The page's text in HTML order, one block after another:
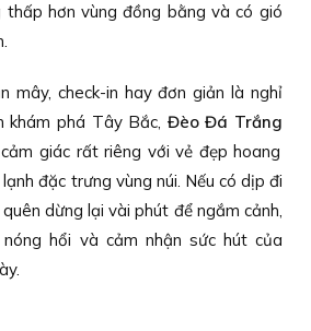
hơn vùng đồng bằng và có gió
mây, check-in hay đơn giản là nghỉ
khám phá Tây Bắc, Đèo Đá Trắng
giác rất riêng với vẻ đẹp hoang
đặc trưng vùng núi. Nếu có dịp đi
dừng lại vài phút để ngắm cảnh,
hổi và cảm nhận sức hút của